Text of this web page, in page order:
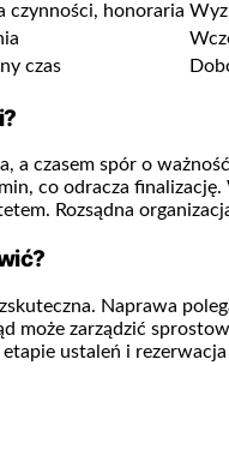
czynności, honoraria
czas
a czasem spór o
co odracza
Rozsądna
Naprawa
może zarządzić
ustaleń i